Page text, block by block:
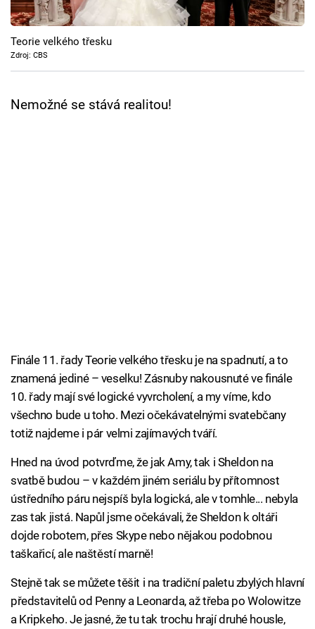
Cool Esport
Pořady
Teorie velkého třesku
Zdroj: CBS
Nemožné se stává realitou!
Finále 11. řady Teorie velkého třesku je na spadnutí, a to
znamená jediné – veselku! Zásnuby nakousnuté ve finále
10. řady mají své logické vyvrcholení, a my víme, kdo
všechno bude u toho. Mezi očekávatelnými svatebčany
totiž najdeme i pár velmi zajímavých tváří.
Hned na úvod potvrďme, že jak Amy, tak i Sheldon na
svatbě budou – v každém jiném seriálu by přítomnost
ústředního páru nejspíš byla logická, ale v tomhle... nebyla
zas tak jistá. Napůl jsme očekávali, že Sheldon k oltáři
dojde robotem, přes Skype nebo nějakou podobnou
taškařicí, ale naštěstí marně!
Stejně tak se můžete těšit i na tradiční paletu zbylých hlavní
představitelů od Penny a Leonarda, až třeba po Wolowitze
a Kripkeho. Je jasné, že tu tak trochu hrají druhé housle,